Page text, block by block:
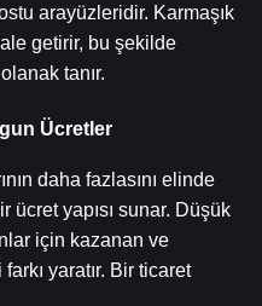
arayüzleridir. Karmaşık
getirir, bu şekilde
tanır.
Ücretler
daha fazlasını elinde
ücret yapısı sunar. Düşük
için kazanan ve
yaratır. Bir ticaret